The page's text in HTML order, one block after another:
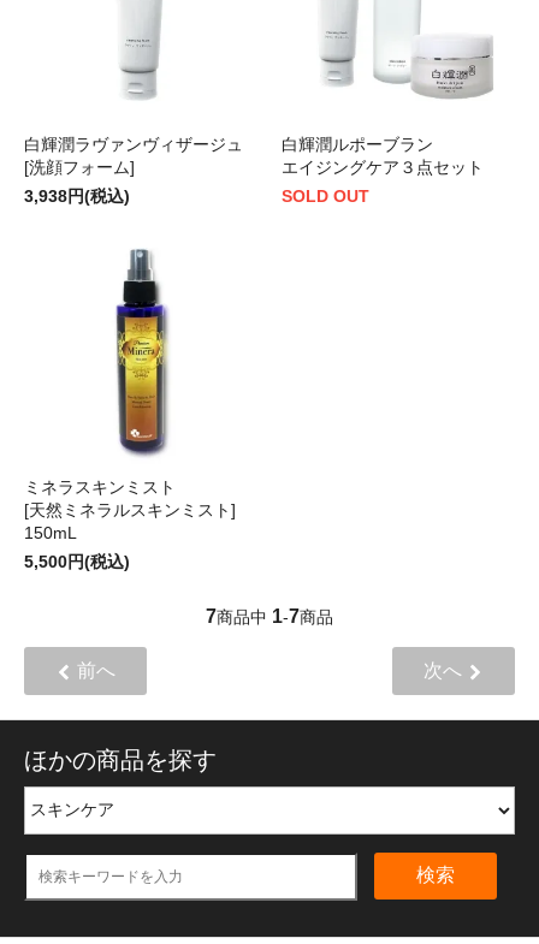
白輝潤ラヴァンヴィザージュ
[洗顔フォーム]
3,938円(税込)
白輝潤ルポーブラン
エイジングケア３点セット
SOLD OUT
ミネラスキンミスト
[天然ミネラルスキンミスト]
150mL
5,500円(税込)
7商品中 1-7商品
前へ 次へ
ほかの商品を探す
検索